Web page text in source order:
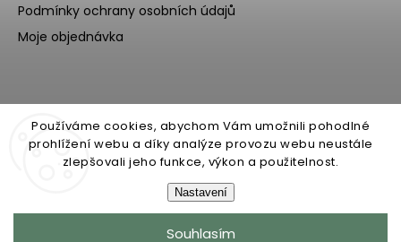
Používáme cookies, abychom Vám umožnili pohodlné
prohlížení webu a díky analýze provozu webu neustále
zlepšovali jeho funkce, výkon a použitelnost.
Nastavení
Souhlasím
Podmínky ochrany osobních údajů
Moje objednávka
Ecoteeno. Všechna práva vyhrazena.